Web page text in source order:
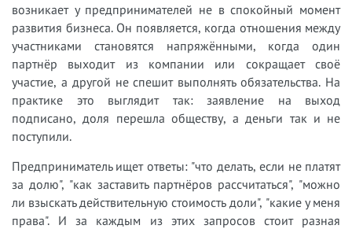
возникает у предпринимателей не в спокойный момент
развития бизнеса. Он появляется, когда отношения между
участниками становятся напряжёнными, когда один
партнёр выходит из компании или сокращает своё
участие, а другой не спешит выполнять обязательства. На
практике это выглядит так: заявление на выход
подписано, доля перешла обществу, а деньги так и не
поступили.
Предприниматель ищет ответы: "что делать, если не платят
за долю", "как заставить партнёров рассчитаться", "можно
ли взыскать действительную стоимость доли", "какие у меня
права". И за каждым из этих запросов стоит разная